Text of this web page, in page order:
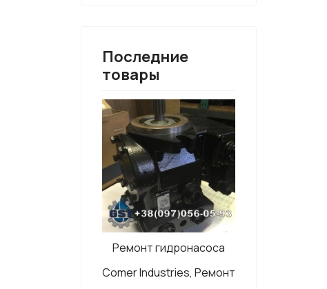
Последние
товары
Ремонт гидронасоса
Comer Industries, Ремонт